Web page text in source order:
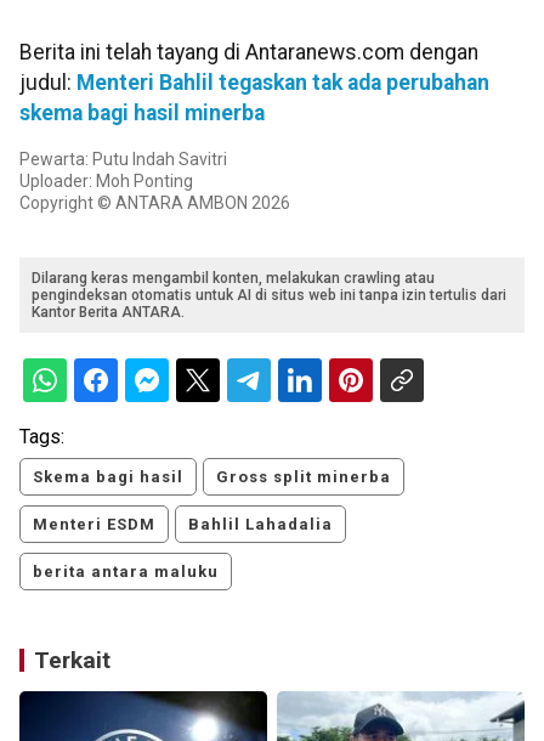
Berita ini telah tayang di Antaranews.com dengan
judul: Menteri Bahlil tegaskan tak ada perubahan
skema bagi hasil minerba
Pewarta: Putu Indah Savitri
Uploader: Moh Ponting
Copyright © ANTARA AMBON 2026
Dilarang keras mengambil konten, melakukan crawling atau
pengindeksan otomatis untuk AI di situs web ini tanpa izin tertulis dari
Kantor Berita ANTARA.
Tags:
Skema bagi hasil Gross split minerba
Menteri ESDM Bahlil Lahadalia
berita antara maluku
Terkait